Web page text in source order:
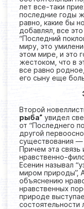
лет все-таки
последние годы
равно, какие бы
добавлял, все
“Последний
миру, это
этом мире, и это
жестоком, что в
все равно
его сыну еще
Второй
рыба” увидел
от “Последнего
другой
существования —
Причем эта связь
нравственно-
Есенин называл
миром природы”,
объяснению
нравственных
природе
состоятельности